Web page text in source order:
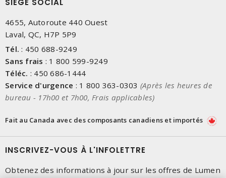
SIÈGE SOCIAL
4655, Autoroute 440 Ouest
Laval, QC, H7P 5P9
Tél. : 450 688-9249
Sans frais : 1 800 599-9249
Téléc. : 450 686-1444
Service d'urgence : 1 800 363-0303 (Après les heures de
bureau - 17h00 et 7h00, Frais applicables)
Fait au Canada avec des composants canadiens et importés
INSCRIVEZ-VOUS À L'INFOLETTRE
Obtenez des informations à jour sur les offres de Lumen